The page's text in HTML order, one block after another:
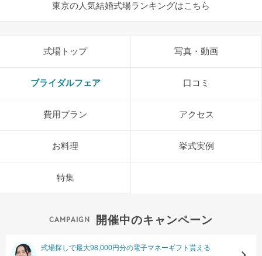
東京の人気結婚式場ランキングはこちら
式場トップ 写真・動画
ブライダルフェア 口コミ
費用プラン アクセス
お料理 挙式実例
特集
開催中のキャンペーン
式場探しで最大98,000円分の電子マネーギフト貰える